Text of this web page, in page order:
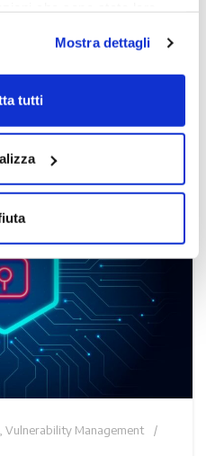
oppure cliccando su Rifiuta
di cookie diversi da
Mostra dettagli
tutti
di Sistema
della
Vulnerability Management